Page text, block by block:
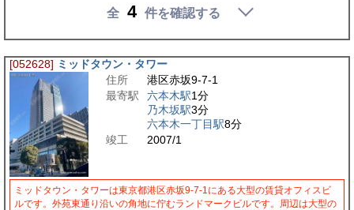
全 4 件を確認する
[052628] ミッドタウン・タワー
住所
港区赤坂9-7-1
最寄駅
六本木駅1分
乃木坂駅3分
六本木一丁目駅8分
竣工
2007/1
ミッドタウン・タワーは東京都港区赤坂9-7-1にある大型の賃貸オフィスビ
ルです。外苑東通り沿いの角地に佇むランドマークビルです。周辺は大型の